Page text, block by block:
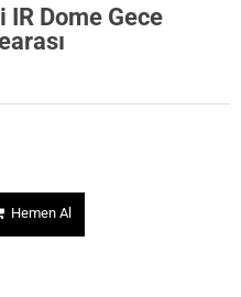
Dome Gece
Hemen Al